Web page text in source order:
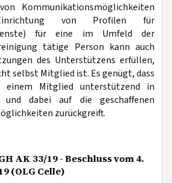
Kommunikationsmöglichkeiten
von Profilen für
für eine im Umfeld der
tätige Person kann auch
des Unterstützens erfüllen,
selbst Mitglied ist. Es genügt, dass
Mitglied unterstützend in
und dabei auf die geschaffenen
zurückgreift.
AK 33/19 - Beschluss vom 4.
(OLG Celle)